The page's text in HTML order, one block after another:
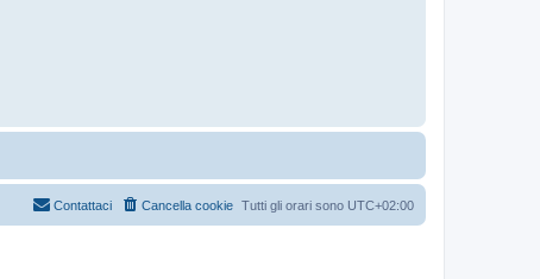
Tutti gli orari sono UTC+02:00
Cancella cookie
Contattaci